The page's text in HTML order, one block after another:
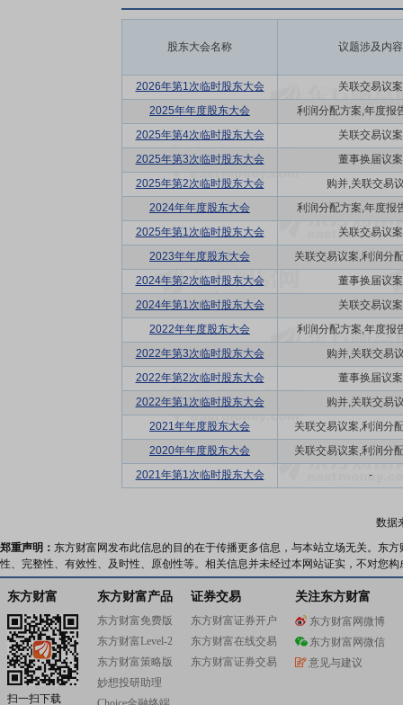
股东大会名称 议题涉及内容
2026年第1次临时股东大会
关联交易议案
2025年年度股东大会
利润分配方案,年度报
2025年第4次临时股东大会
关联交易议案
2025年第3次临时股东大会
董事换届议案
2025年第2次临时股东大会
购并,关联交易
2024年年度股东大会
利润分配方案,年度报
2025年第1次临时股东大会
关联交易议案
2023年年度股东大会
关联交易议案,利润分
2024年第2次临时股东大会
董事换届议案
2024年第1次临时股东大会
关联交易议案
2022年年度股东大会
利润分配方案,年度报
2022年第3次临时股东大会
购并,关联交易
2022年第2次临时股东大会
董事换届议案
2022年第1次临时股东大会
购并,关联交易
2021年年度股东大会
关联交易议案,利润分
2020年年度股东大会
关联交易议案,利润分
2021年第1次临时股东大会
-
数据
郑重声明： 东方财富网发布此信息的目的在于传播更多信息，与本站立场无关。东
性、完整性、有效性、及时性、原创性等。相关信息并未经过本网站证实，不对您
东方财富
扫一扫下载
东方财富产品
东方财富免费版
东方财富Level-2
东方财富策略版
妙想投研助理
证券交易
东方财富证券开户
东方财富在线交易
东方财富证券交易
关注东方财富
东方财富网微博
东方财富网微信
意见与建议